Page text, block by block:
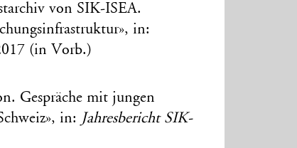
von SIK-ISEA.
in:
(in Vorb.)
Gespräche mit jungen
in: Jahresbericht SIK-